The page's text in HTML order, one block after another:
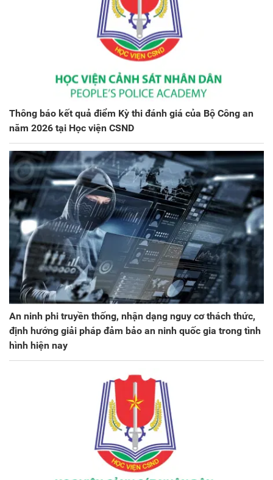
Thông báo kết quả điểm Kỳ thi đánh giá của Bộ Công an
năm 2026 tại Học viện CSND
An ninh phi truyền thống, nhận dạng nguy cơ thách thức,
định hướng giải pháp đảm bảo an ninh quốc gia trong tình
hình hiện nay